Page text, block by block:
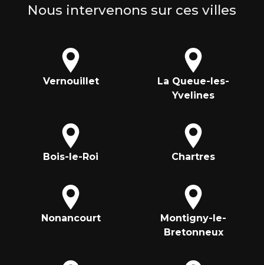
Nous intervenons sur ces villes
Vernouillet
La Queue-les-
Yvelines
Bois-le-Roi Chartres
Nonancourt
Montigny-le-
Bretonneux